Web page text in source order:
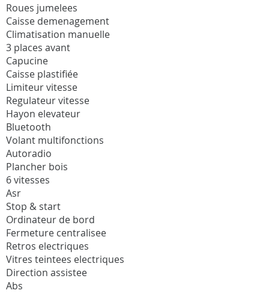
Roues jumelees
Caisse demenagement
Climatisation manuelle
3 places avant
Capucine
Caisse plastifiée
Limiteur vitesse
Regulateur vitesse
Hayon elevateur
Bluetooth
Volant multifonctions
Autoradio
Plancher bois
6 vitesses
Asr
Stop & start
Ordinateur de bord
Fermeture centralisee
Retros electriques
Vitres teintees electriques
Direction assistee
Abs